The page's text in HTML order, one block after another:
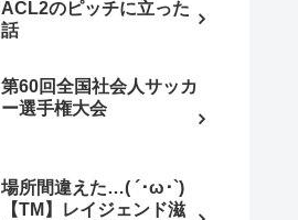
ACL2のピッチに立った
話
第60回全国社会人サッカ
ー選手権大会
場所間違えた…( ´･ω･`)
【TM】レイジェンド滋